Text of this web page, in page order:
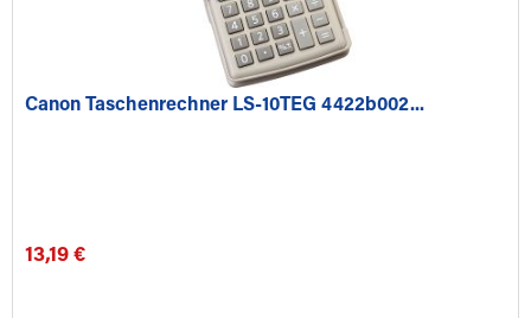
Canon Taschenrechner LS-10TEG 4422b002...
13,19 €